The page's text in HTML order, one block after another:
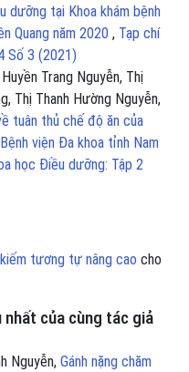
dưỡng tại Khoa khám bệnh
Quang năm 2020 , Tạp chí
Số 3 (2021)
Trang Nguyễn, Thị
Thị Thanh Hường Nguyễn,
tuân thủ chế độ ăn của
viện Đa khoa tỉnh Nam
học Điều dưỡng: Tập 2
tương tự nâng cao cho
của cùng tác giả
Nguyễn, Gánh nặng chăm